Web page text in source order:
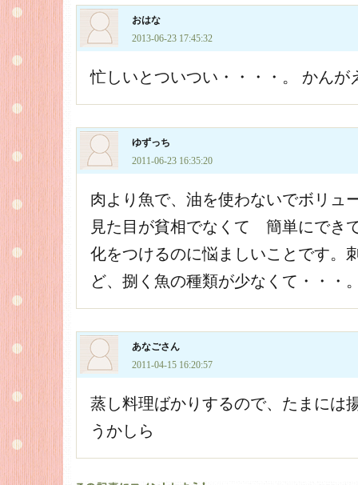
おはな
2013-06-23 17:45:32
忙しいとついつい・・・・。 かんが
ゆずっち
2011-06-23 16:35:20
肉より魚で、油を使わないでボリ
見た目が貧相でなくて 簡単にでき
化をつけるのに悩ましいことです。
ど、捌く魚の種類が少なくて・・・
あなごさん
2011-04-15 16:20:57
蒸し料理ばかりするので、たまには
うかしら